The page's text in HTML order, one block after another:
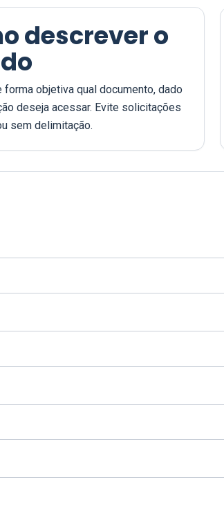
descrever o
forma objetiva qual documento, dado
deseja acessar. Evite solicitações
sem delimitação.